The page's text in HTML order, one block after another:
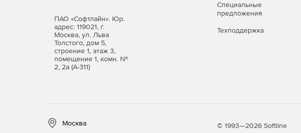
Новый компонент Scale Out для SSIS значительно упрощает запуск
Источник OData и диспетчер подключений OData теперь
OData в Microsoft Dynamics AX Online и Microsoft Dynamics CRM
Службы SQL Server Master Data Services (MDS)
миллионов записей.
ПАО «Софтлайн». Юр.
адрес: 119021, г.
Москва, ул. Льва
Толстого, дом 5,
строение 1, этаж 3,
помещение 1, комн. №
2, 2а (А-311)
Специальные
предложения
Техподдержка
Москва © 1993—2026 Softline